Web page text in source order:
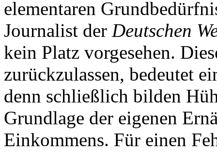
elementaren
Journalist der Deutschen
kein Platz vorgesehen.
zurückzulassen, bedeutet
denn schließlich bilden
Grundlage der eigenen
Einkommens. Für einen